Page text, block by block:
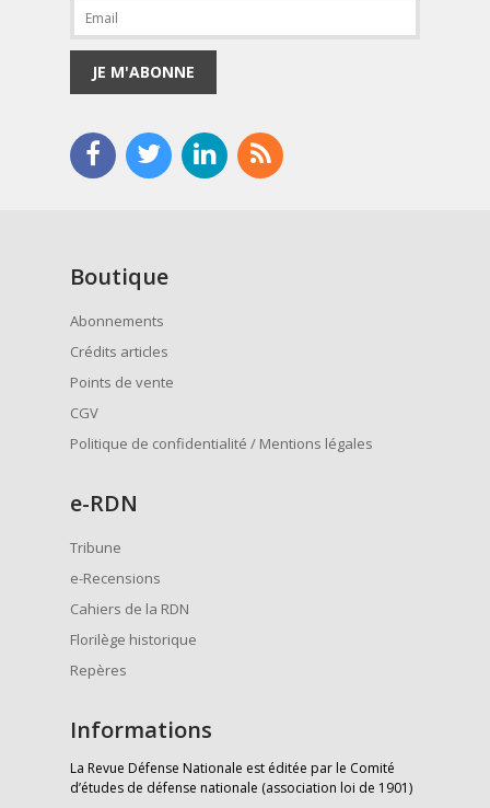
JE M'ABONNE
Boutique
Abonnements
Crédits articles
Points de vente
CGV
Politique de confidentialité / Mentions légales
e-RDN
Tribune
e-Recensions
Cahiers de la RDN
Florilège historique
Repères
Informations
La Revue Défense Nationale est éditée par le Comité
d’études de défense nationale (association loi de 1901)